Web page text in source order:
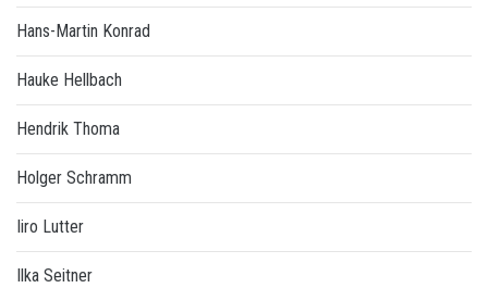
Hans-Martin Konrad
Hauke Hellbach
Hendrik Thoma
Holger Schramm
Iiro Lutter
Ilka Seitner